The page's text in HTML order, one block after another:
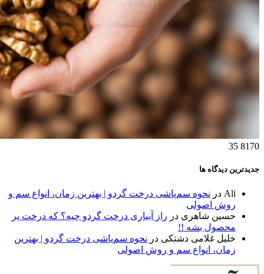
8170
35
جدیدترین دیدگاه ها
Ali در نحوه سم‌پاشی درخت گردو | بهترین زمان، انواع سم و
روش اصولی
حسین شاهری در راز آبیاری درخت گردو چیه؟ که درخت پر
محصول بشه !!
خلیل غلامی دشتکی در نحوه سم‌پاشی درخت گردو | بهترین
زمان، انواع سم و روش اصولی